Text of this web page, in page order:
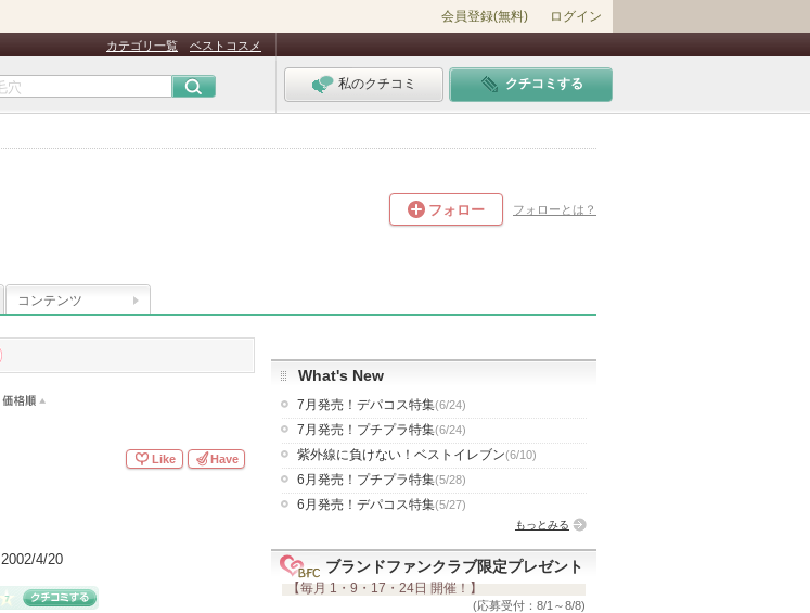
会員登録(無料) ログイン
カテゴリ一覧 ベストコスメ
私のクチコミ クチコミする
フォロー フォローとは？
コンテンツ
2002/4/20
Like Have
What's New
7月発売！デパコス特集(6/24)
7月発売！プチプラ特集(6/24)
紫外線に負けない！ベストイレブン(6/10)
6月発売！プチプラ特集(5/28)
6月発売！デパコス特集(5/27)
もっとみる
ブランドファンクラブ限定プレゼント
【毎月 1・9・17・24日 開催！】
(応募受付：8/1～8/8)